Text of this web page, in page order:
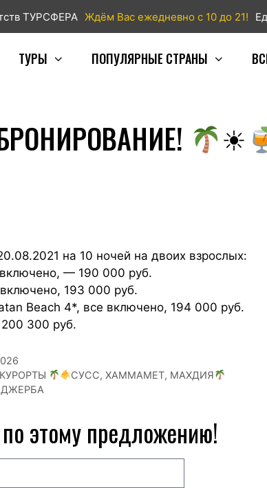
ТУРСФЕРА Ждём Вас ежедневно с 10 до 21!
ТУРЫ ПОПУЛЯРНЫЕ СТРАНЫ
☀
на 10 ночей на двоих взрослых:
— 190 000 руб.
193 000 руб.
Beach 4*, все включено, 194 000 руб.
300 руб.
СУСС, ХАММАМЕТ, МАХДИЯ
ДЖЕРБА
этому предложению!